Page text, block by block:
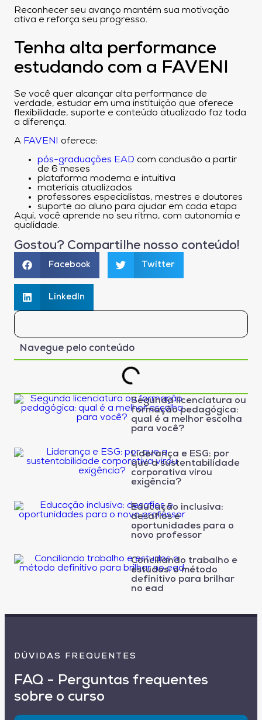
Reconhecer seu avanço mantém sua motivação
ativa e reforça seu progresso.
Tenha alta performance
estudando com a FAVENI
Se você quer alcançar alta performance de
verdade, estudar em uma instituição que oferece
flexibilidade, suporte e conteúdo atualizado faz toda
a diferença.
A FAVENI
oferece:
pós-graduações EAD com conclusão a partir
de 6 meses
plataforma moderna e intuitiva
materiais atualizados
professores especialistas, mestres e doutores
suporte ao aluno para ajudar em cada etapa
Aqui, você aprende no seu ritmo, com autonomia e
qualidade.
Gostou? Compartilhe nosso conteúdo!
Facebook Twitter
LinkedIn
Navegue pelo conteúdo
Segunda licenciatura ou
formação pedagógica:
qual é a melhor escolha
para você?
Liderança e ESG: por
que a sustentabilidade
corporativa virou
exigência?
Educação inclusiva:
desafios e
oportunidades para o
novo professor
Conciliando trabalho e
estudos: o método
definitivo para brilhar
no ead
DÚVIDAS FREQUENTES
FAQ - Perguntas frequentes
sobre o curso